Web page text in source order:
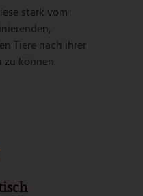
stark vom
Tiere nach ihrer
zu können.